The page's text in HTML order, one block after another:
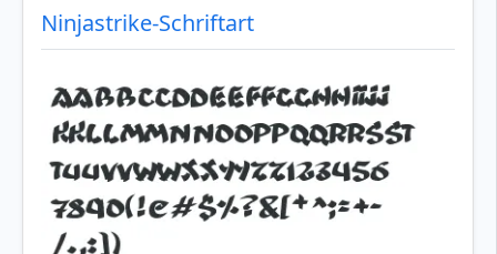
Ninjastrike-Schriftart